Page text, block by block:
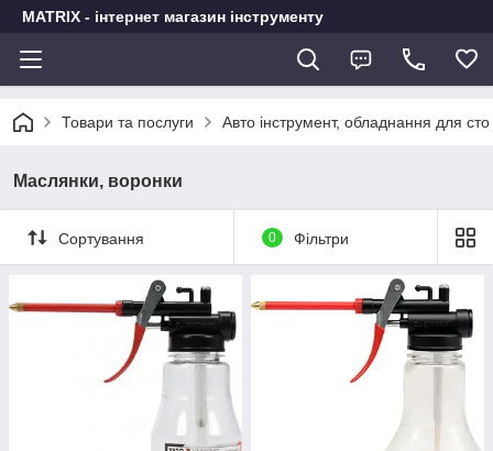
MATRIX - інтернет магазин інструменту
Товари та послуги Авто інструмент, обладнання для сто
Маслянки, воронки
Сортування 0 Фільтри